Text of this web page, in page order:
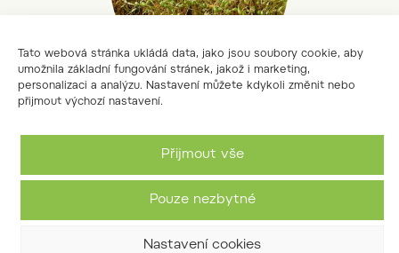
Tato webová stránka ukládá data, jako jsou soubory cookie, aby
umožnila základní fungování stránek, jakož i marketing,
personalizaci a analýzu. Nastavení můžete kdykoli změnit nebo
přijmout výchozí nastavení.
Přijmout vše
Pouze nezbytné
Nastavení cookies